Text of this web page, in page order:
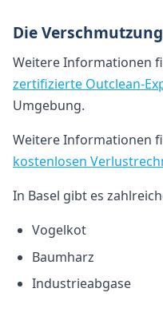
Die
Weitere Informationen
zertifizierte Outclean-
Umgebung.
Weitere Informationen
kostenlosen
In Basel gibt es
Vogelkot
Baumharz
Industrieabgase